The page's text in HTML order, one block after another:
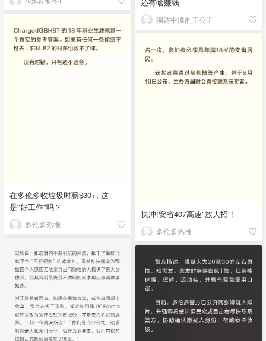
溜达中澳的王公子
在多伦多收垃圾时薪$30+, 这
是"好工作"吗？
多伦多热推
快冲!安省407高速"放大招"!
多伦多热推